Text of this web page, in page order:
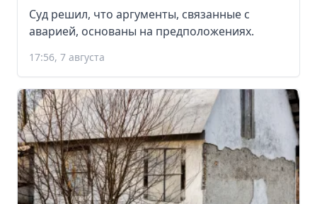
Суд решил, что аргументы, связанные с
аварией, основаны на предположениях.
17:56, 7 августа